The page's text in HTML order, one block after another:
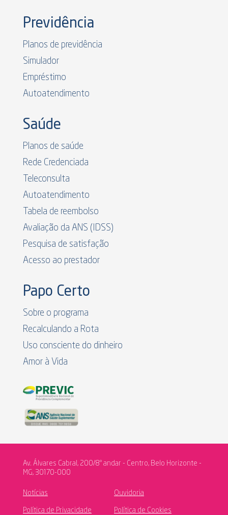
Previdência
Planos de previdência
Simulador
Empréstimo
Autoatendimento
Saúde
Planos de saúde
Rede Credenciada
Teleconsulta
Autoatendimento
Tabela de reembolso
Avaliação da ANS (IDSS)
Pesquisa de satisfação
Acesso ao prestador
Papo Certo
Sobre o programa
Recalculando a Rota
Uso consciente do dinheiro
Amor à Vida
Av. Álvares Cabral, 200/8º andar - Centro, Belo Horizonte -
MG, 30170-000
Notícias Ouvidoria
Política de Privacidade Política de Cookies